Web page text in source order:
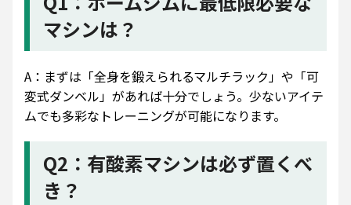
マシンは？
A：まずは「全身を鍛えられるマルチラック」や「可
変式ダンベル」があれば十分でしょう。少ないアイテ
ムでも多彩なトレーニングが可能になります。
Q2：有酸素マシンは必ず置くべ
き？